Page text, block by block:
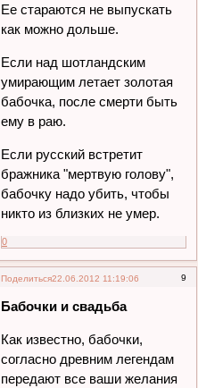
Ее стараются не выпускать
как можно дольше.
Если над шотландским
умирающим летает золотая
бабочка, после смерти быть
ему в раю.
Если русский встретит
бражника "мертвую голову",
бабочку надо убить, чтобы
никто из близких не умер.
0
Поделиться 9
22.06.2012 11:19:06
Бабочки и свадьба
Как известно, бабочки,
согласно древним легендам
передают все ваши желания